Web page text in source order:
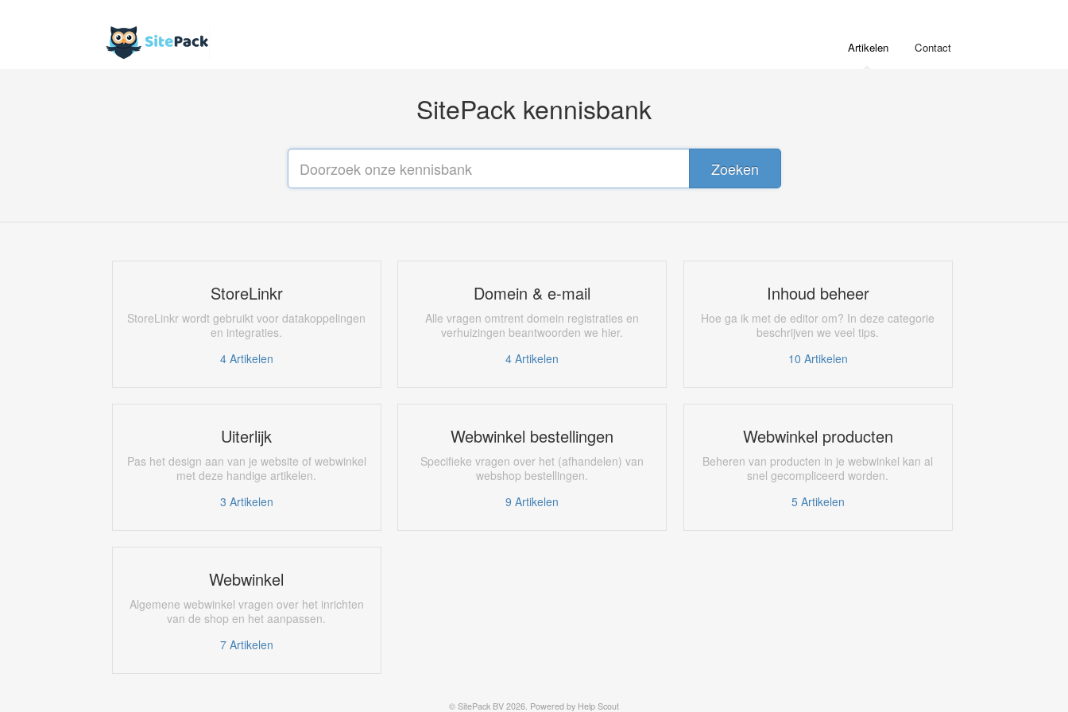
Artikelen Contact
SitePack kennisbank
Zoeken
StoreLinkr
StoreLinkr wordt gebruikt voor datakoppelingen
en integraties.
4Artikelen
Domein & e-mail
Alle vragen omtrent domein registraties en
verhuizingen beantwoorden we hier.
4 Artikelen
Inhoud beheer
Hoe ga ik met de editor om? In deze categorie
beschrijven we veel tips.
10 Artikelen
Uiterlijk
Pas het design aan van je website of webwinkel
met deze handige artikelen.
3 Artikelen
Webwinkel bestellingen
Specifieke vragen over het (afhandelen) van
webshop bestellingen.
9 Artikelen
Webwinkel producten
Beheren van producten in je webwinkel kan al
snel gecompliceerd worden.
5 Artikelen
Webwinkel
Algemene webwinkel vragen over het inrichten
van de shop en het aanpassen.
7Artikelen
© SitePack BV 2026. Powered by Help Scout